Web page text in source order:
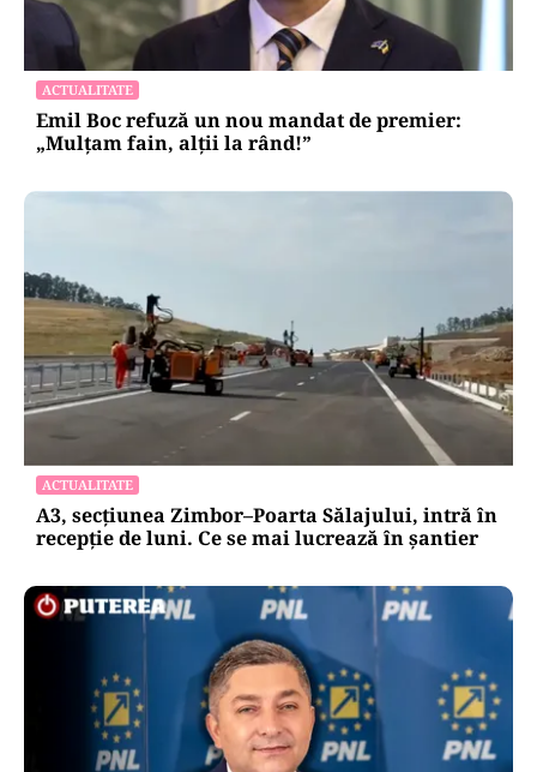
ACTUALITATE
Emil Boc refuză un nou mandat de premier:
„Mulțam fain, alții la rând!”
ACTUALITATE
A3, secțiunea Zimbor–Poarta Sălajului, intră în
recepție de luni. Ce se mai lucrează în șantier